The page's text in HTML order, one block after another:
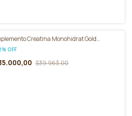
Creatina Monohidrat Gold
Creapure 200g
% OFF
$39.963,00